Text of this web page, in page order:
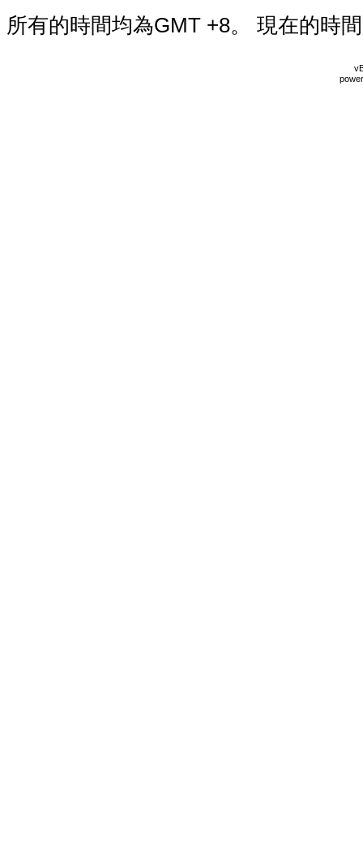
所有的時間均為GMT +8。 現在的時